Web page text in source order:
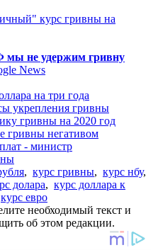
курс гривны на
мы не удержим гривну
News
на три года
укрепления гривны
гривны на 2020 год
гривны негативом
- министр
, курс гривны, курс нбу,
долара, курс доллара к
курс евро
необходимый текст и
об этом редакции.